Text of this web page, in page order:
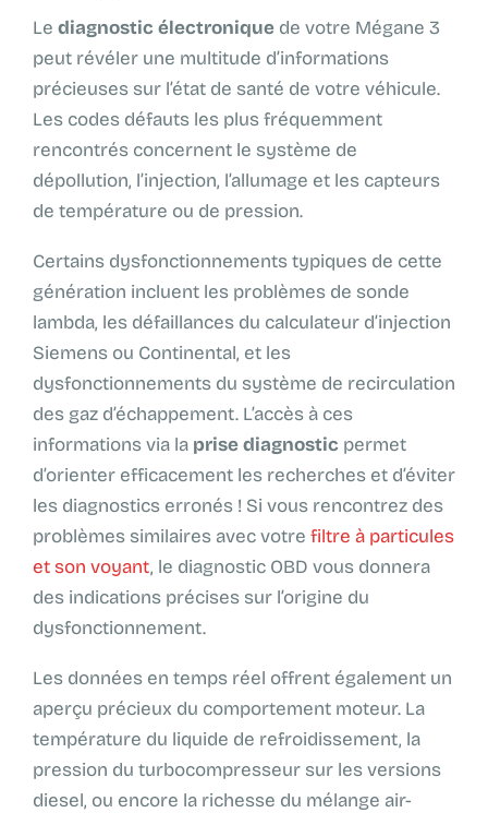
Le diagnostic électronique de votre Mégane 3
peut révéler une multitude d’informations
précieuses sur l’état de santé de votre véhicule.
Les codes défauts les plus fréquemment
rencontrés concernent le système de
dépollution, l’injection, l’allumage et les capteurs
de température ou de pression.
Certains dysfonctionnements typiques de cette
génération incluent les problèmes de sonde
lambda, les défaillances du calculateur d’injection
Siemens ou Continental, et les
dysfonctionnements du système de recirculation
des gaz d’échappement. L’accès à ces
informations via la prise diagnostic permet
d’orienter efficacement les recherches et d’éviter
les diagnostics erronés ! Si vous rencontrez des
problèmes similaires avec votre filtre à particules
et son voyant, le diagnostic OBD vous donnera
des indications précises sur l’origine du
dysfonctionnement.
Les données en temps réel offrent également un
aperçu précieux du comportement moteur. La
température du liquide de refroidissement, la
pression du turbocompresseur sur les versions
diesel, ou encore la richesse du mélange air-